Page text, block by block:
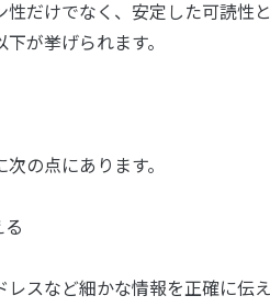
だけでなく、安定した可読性
が挙げられます。
の点にあります。
レスなど細かな情報を正確に伝